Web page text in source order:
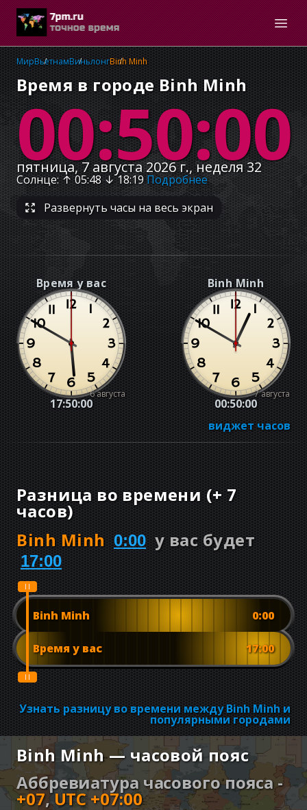
МирВьетнамВиньлонгBinh Minh
Время в городе Binh Minh
00:50:01
пятница, 7 августа 2026 г., неделя 32
Солнце: ↑05:48↓18:19Подробнее
Развернуть часы на весь экран
Время у вас
17:50:01
6 августа
Binh Minh
00:50:01
7 августа
виджет часов
Разница во времени (+7
часов)
Binh Minh 0:00 у вас будет
17:00
Binh Minh 0:00
Время у вас 17:00
Узнать разницу во времени между Binh Minh и
популярными городами
Binh Minh — часовой пояс
Аббревиатура часового пояса -
+07,UTC +07:00